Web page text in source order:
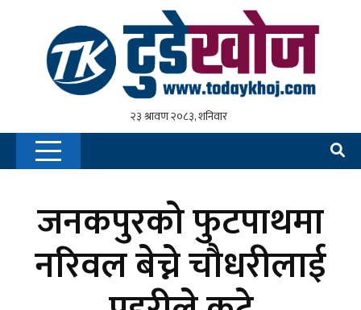
जनकपुरको फुटपाथमा
नरिवल बेच्ने चौधरीलाई